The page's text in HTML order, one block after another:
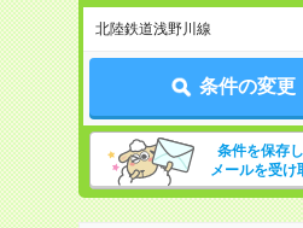
北陸鉄道浅野川線
条件の変更
条件を保存
メールを受け